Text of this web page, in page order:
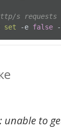
s requests
set -e false
to